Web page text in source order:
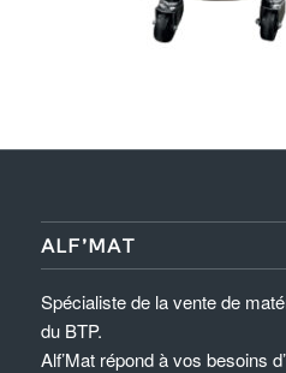
ALF’MAT
Spécialiste de la vente de
du BTP.
Alf’Mat répond à vos besoins